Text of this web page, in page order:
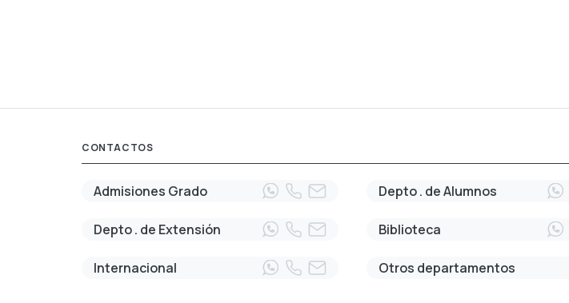
CONTACTOS
Admisiones Grado Depto . de Alumnos
Depto . de Extensión Biblioteca
Internacional Otros departamentos